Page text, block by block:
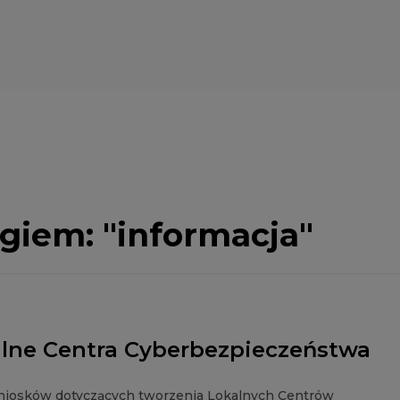
"informacja"
Centra Cyberbezpieczeństwa
dotyczących tworzenia Lokalnych Centrów